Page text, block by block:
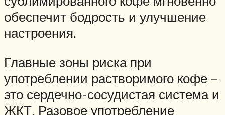
обеспечит бодрость и улучшение
настроения.
Главные зоны риска при
употреблении растворимого кофе –
это сердечно-сосудистая система и
ЖКТ. Разовое употребление